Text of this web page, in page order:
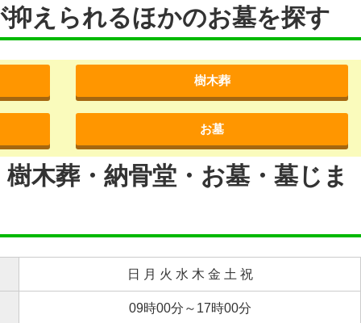
えられるほかのお墓を探す
樹木葬
お墓
木葬・納骨堂・お墓・墓じま
日 月 火 水 木 金 土 祝
09時00分～17時00分